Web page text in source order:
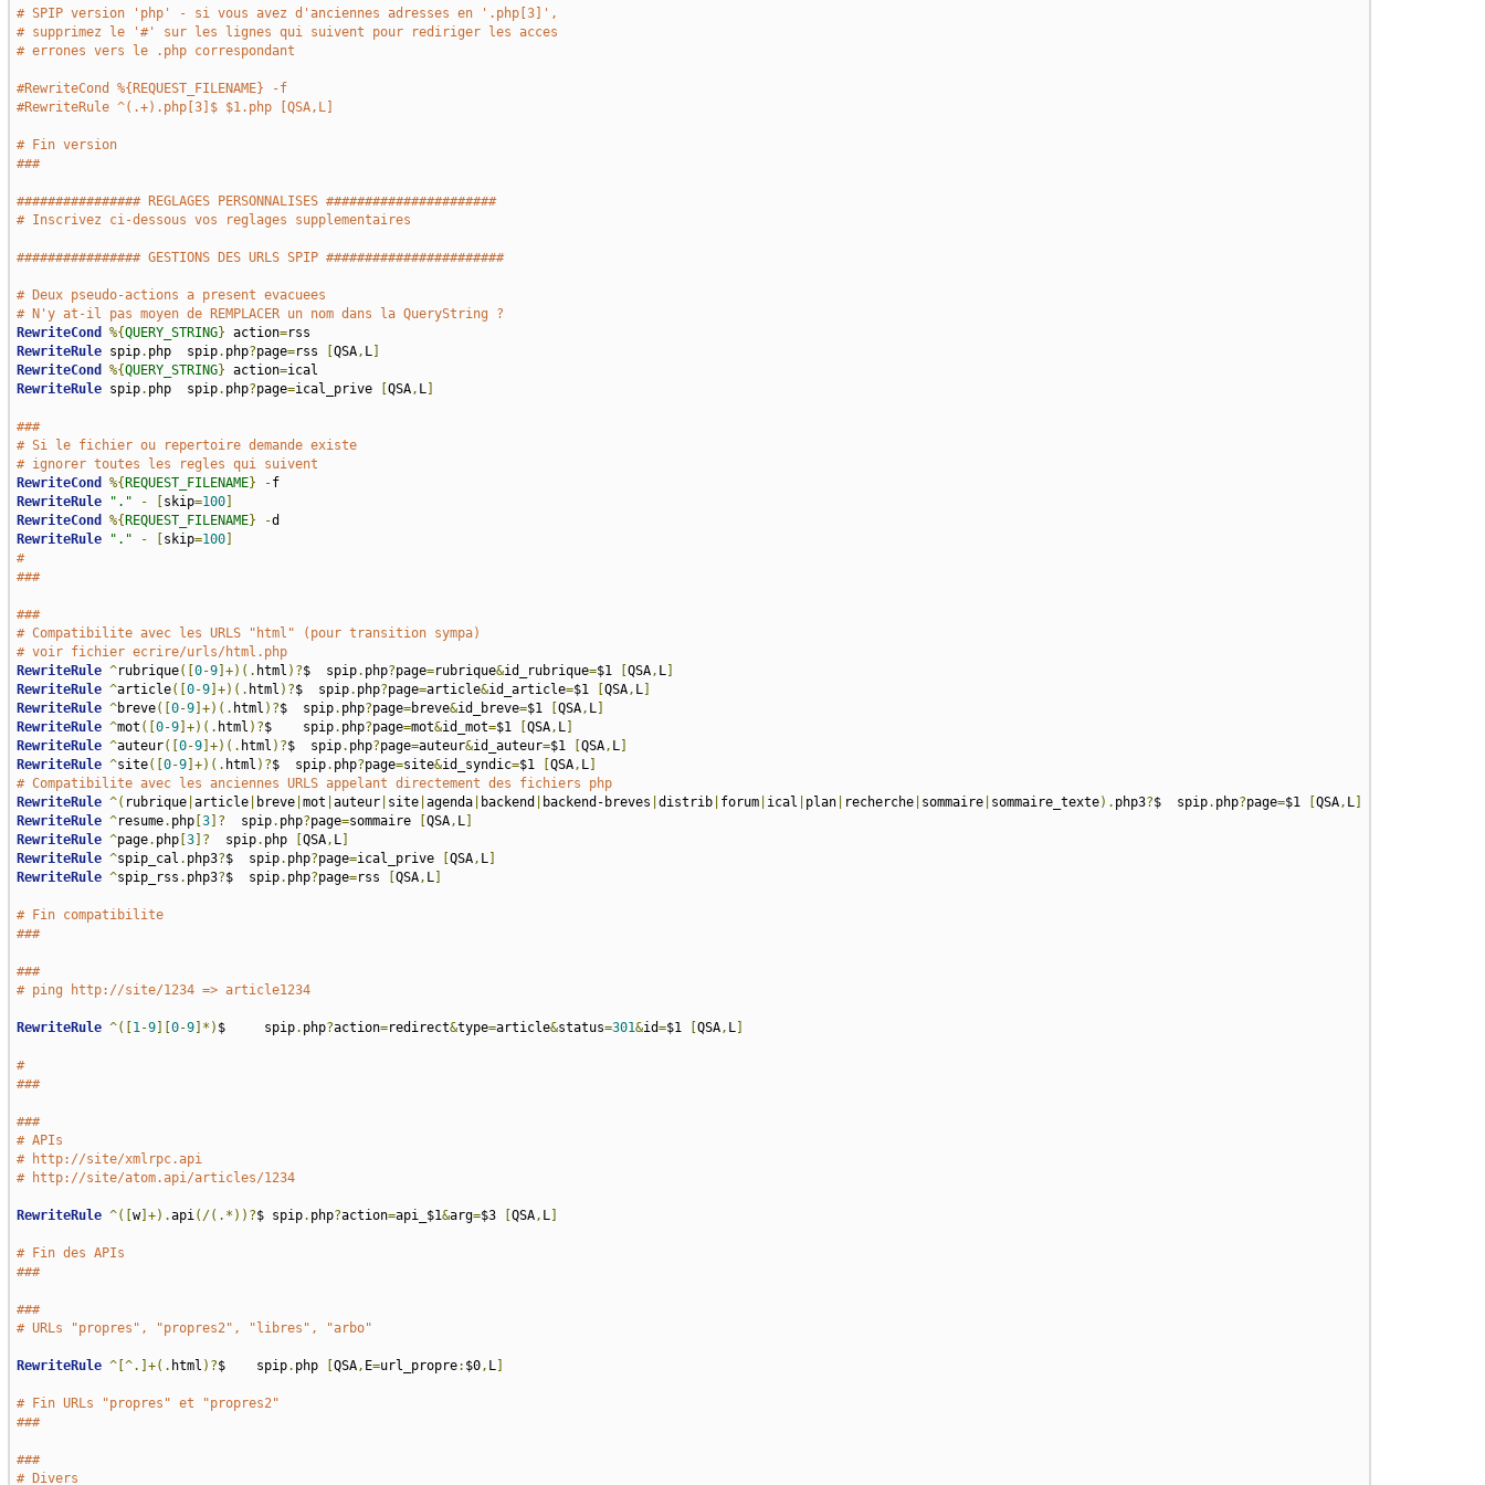
# SPIP version 'php' - si vous avez d'anciennes adresses en '.php[3]',
# supprimez le '#' sur les lignes qui suivent pour rediriger les acces
# errones vers le .php correspondant
#RewriteCond %{REQUEST_FILENAME} -f
#RewriteRule ^(.+).php[3]$ $1.php [QSA,L]
# Fin version
###
################ REGLAGES PERSONNALISES ######################
# Inscrivez ci-dessous vos reglages supplementaires
################ GESTIONS DES URLS SPIP #######################
# Deux pseudo-actions a present evacuees
# N'y at-il pas moyen de REMPLACER un nom dans la QueryString ?
RewriteCond
%{QUERY_STRING} action=
RewriteRule spip. php  spip. php?page=rss QSA, L]
RewriteCond
%{QUERY_STRING} action=
RewriteRule spip. php  spip. php?page=ical_prive QSA, L]
###
# Si le fichier ou repertoire demande existe
# ignorer toutes les regles qui suivent
RewriteCond
%{ REQUEST_FILENAME} - f
RewriteRule
"." - skip=100]
RewriteCond
%{ REQUEST_FILENAME} -
RewriteRule
"." - skip=100]
#
###
###
# Compatibilite avec les URLS "html" (pour transition sympa)
# voir fichier ecrire/urls/html.php
RewriteRule ^rubrique([ 0-9]+)(. html )?$  spip. php?page=rubrique&id_rubrique=$1 QSA, L]
RewriteRule ^article([ 0-9]+)(. html )?$  spip. php?page=article&id_article=$1 QSA, L]
RewriteRule ^breve([ 0-9]+)(. html )?$  spip. php?page=breve&id_breve=$1 QSA, L]
RewriteRule ^mot ([ 0-9]+)(. html )?$    spip. php?page=mot&id_mot=$1 QSA, L]
RewriteRule ^auteur([ 0-9]+)(. html )?$  spip. php?page=auteur&id_auteur=$1 QSA, L]
RewriteRule ^site([ 0-9]+)(. html )?$  spip. php?page=site&id_syndic=$1 QSA, L]
# Compatibilite avec les anciennes URLS appelant directement des fichiers php
RewriteRule ^( rubrique| article| breve| mot auteur| site| agenda| backend backend-breves distrib| forum| ical plan| recherche| sommaire| sommaire_texte). php3?$  spip. php?page=$1 QSA, L]
RewriteRule ^resume. php[ 3]?
  spip
. php?page=sommaire QSA, L]
RewriteRule ^page. php[ 3]?
  spip
. php QSA, L]
RewriteRule ^spip_cal . php3?$  spip. php?page=ical_prive QSA, L]
RewriteRule ^spip_rss . php3?$  spip. php?page=rss QSA, L]
# Fin compatibilite
###
###
# ping http://site/1234 => article1234
RewriteRule ^([ 1-9][ 0-9]*) $     spip. php?action=redirect&type=article&status=301&id=$1 QSA, L]
#
###
###
# APIs
# http://site/xmlrpc.api
# http://site/atom.api/articles/1234
RewriteRule ^([ w]+).api(/(.*))?$ spip. php?action=api_$1&arg=$3 QSA, L]
# Fin des APIs
###
###
# URLs "propres", "propres2", "libres", "arbo"
RewriteRule ^[^.]+(. html )?$    spip. php QSA, E=url_propre: $0, L]
# Fin URLs "propres" et "propres2"
###
###
# Divers